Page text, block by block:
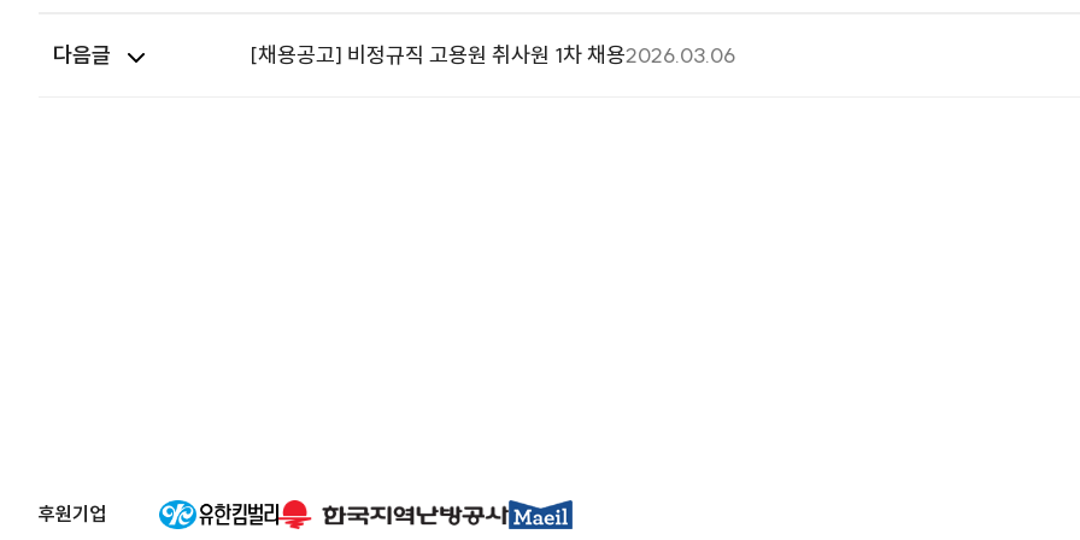
다음글 [채용공고] 비정규직 고용원 취사원 1차 채용2026.03.06
후원기업